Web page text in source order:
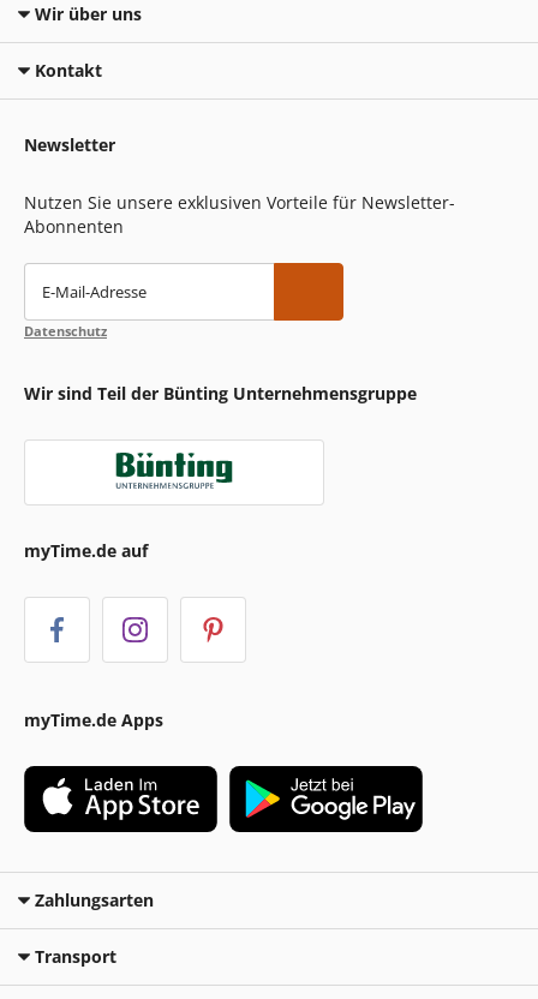
Wir über uns
Kontakt
Newsletter
Nutzen Sie unsere exklusiven Vorteile für Newsletter-
Abonnenten
E-Mail-Adresse
Datenschutz
Wir sind Teil der Bünting Unternehmensgruppe
myTime.de auf
myTime.de Apps
Zahlungsarten
Transport